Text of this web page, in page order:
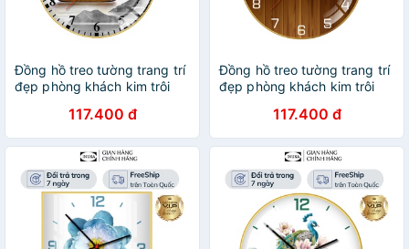
Đồng hồ treo tường trang trí
đẹp phòng khách kim trôi
biển inuka.decor.
117.400 đ
Đồng hồ treo tường trang trí
đẹp phòng khách kim trôi
cấp inuka.decor.
117.400 đ